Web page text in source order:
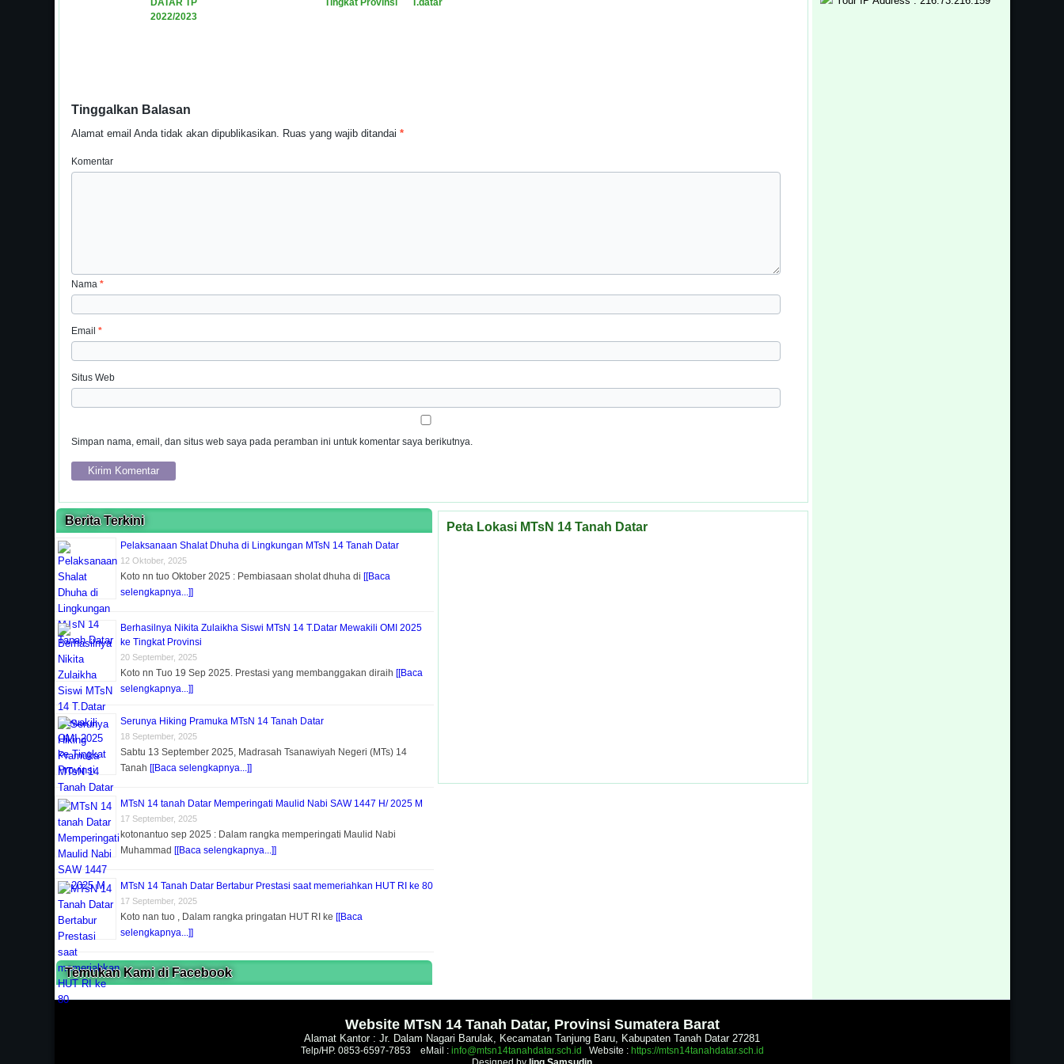
DATAR TP
2022/2023
Tingkat Provinsi T.datar
Tinggalkan Balasan
Alamat email Anda tidak akan dipublikasikan. Ruas yang wajib ditandai *
Komentar
Nama *
Email *
Situs Web
Simpan nama, email, dan situs web saya pada peramban ini untuk komentar saya berikutnya.
Berita Terkini
Pelaksanaan Shalat Dhuha di Lingkungan MTsN 14 Tanah Datar
12 Oktober, 2025
Koto nn tuo Oktober 2025 : Pembiasaan sholat dhuha di [[Baca
selengkapnya...]]
Berhasilnya Nikita Zulaikha Siswi MTsN 14 T.Datar Mewakili OMI 2025
ke Tingkat Provinsi
20 September, 2025
Koto nn Tuo 19 Sep 2025. Prestasi yang membanggakan diraih [[Baca
selengkapnya...]]
Serunya Hiking Pramuka MTsN 14 Tanah Datar
18 September, 2025
Sabtu 13 September 2025, Madrasah Tsanawiyah Negeri (MTs) 14
Tanah [[Baca selengkapnya...]]
MTsN 14 tanah Datar Memperingati Maulid Nabi SAW 1447 H/ 2025 M
17 September, 2025
kotonantuo sep 2025 : Dalam rangka memperingati Maulid Nabi
Muhammad [[Baca selengkapnya...]]
MTsN 14 Tanah Datar Bertabur Prestasi saat memeriahkan HUT RI ke 80
17 September, 2025
Koto nan tuo , Dalam rangka pringatan HUT RI ke [[Baca
selengkapnya...]]
Temukan Kami di Facebook
Peta Lokasi MTsN 14 Tanah Datar
Website MTsN 14 Tanah Datar, Provinsi Sumatera Barat
Alamat Kantor : Jr. Dalam Nagari Barulak, Kecamatan Tanjung Baru, Kabupaten Tanah Datar 27281
Telp/HP. 0853-6597-7853 eMail : info@mtsn14tanahdatar.sch.id Website : https://mtsn14tanahdatar.sch.id